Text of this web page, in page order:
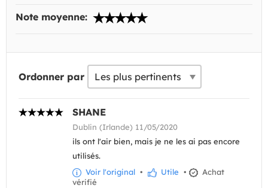
Note moyenne:
Ordonner par
SHANE
Dublin (Irlande) 11/05/2020
ils ont l'air bien, mais je ne les ai pas encore
utilisés.
Voir l'original • Utile •
Achat
vérifié